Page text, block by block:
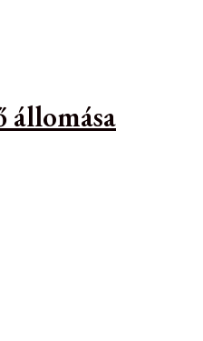
állomása